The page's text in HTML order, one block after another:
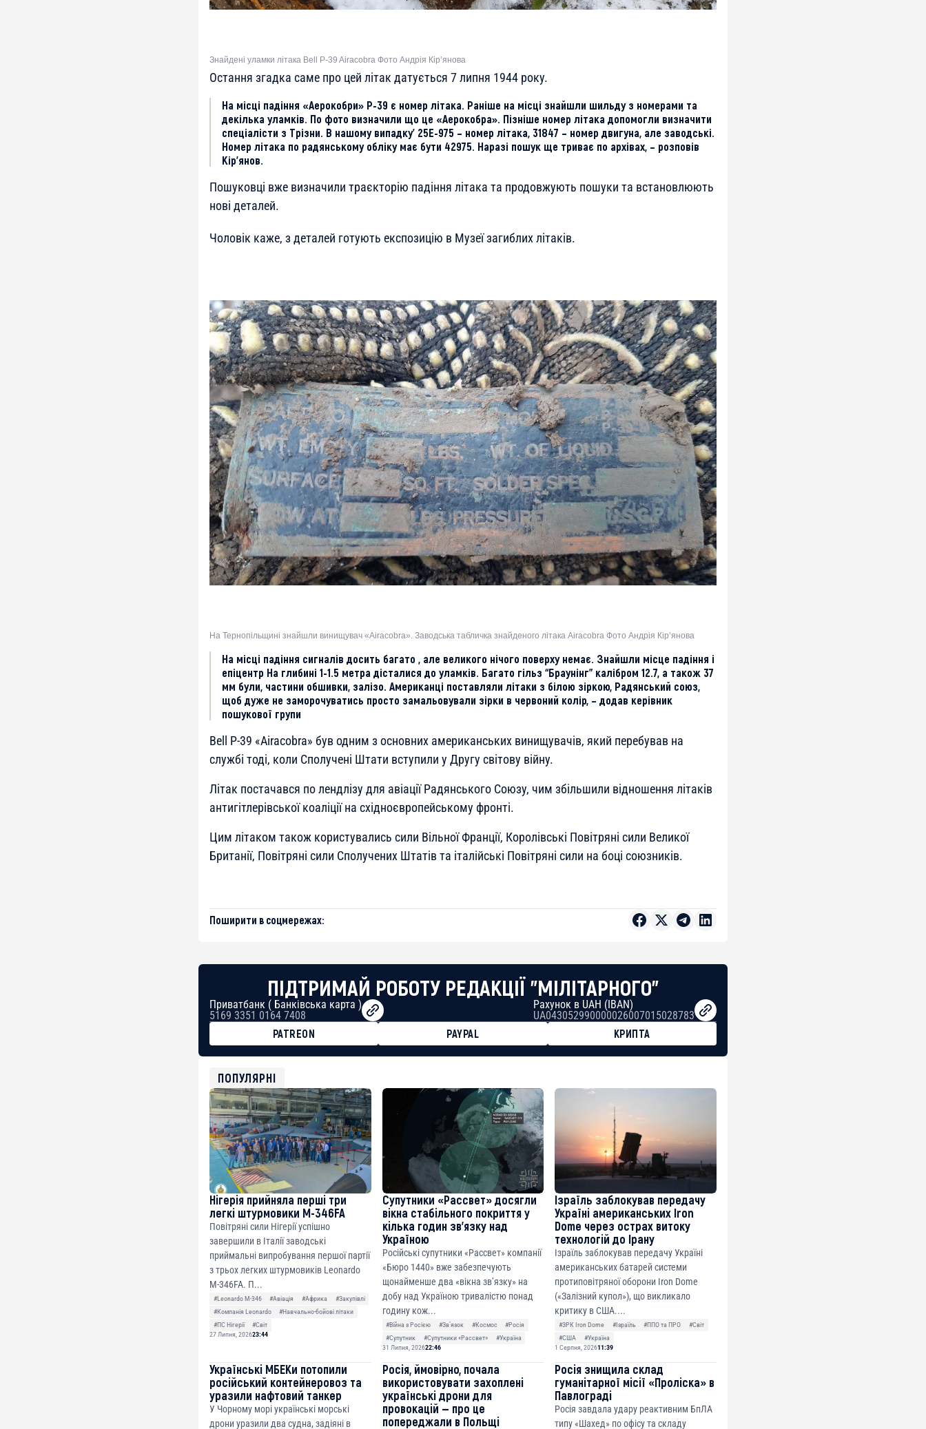
Знайдені уламки літака Bell P-39 Airacobra Фото Андрія Кір’янова
Остання згадка саме про цей літак датується 7 липня 1944 року.
На місці падіння «Аерокобри» P-39 є номер літака. Раніше на місці знайшли шильду з номерами та
декілька уламків. По фото визначили що це «Аерокобра». Пізніше номер літака допомогли визначити
спеціалісти з Трізни. В нашому випадку’ 25Е-975 – номер літака, 31847 – номер двигуна, але заводські.
Номер літака по радянському обліку має бути 42975. Наразі пошук ще триває по архівах, – розповів
Кір’янов.
Пошуковці вже визначили траєкторію падіння літака та продовжують пошуки та встановлюють
нові деталей.
Чоловік каже, з деталей готують експозицію в Музеї загиблих літаків.
На Тернопільщині знайшли винищувач «Airacobra». Заводська табличка знайденого літака Airacobra Фото Андрія Кір’янова
На місці падіння сигналів досить багато , але великого нічого поверху немає. Знайшли місце падіння і
епіцентр На глибині 1-1.5 метра дісталися до уламків. Багато гільз “Браунінг” калібром 12.7, а також 37
мм були, частини обшивки, залізо. Американці поставляли літаки з білою зіркою, Радянський союз,
щоб дуже не заморочуватись просто замальовували зірки в червоний колір, – додав керівник
пошукової групи
Bell P-39 «Airacobra» був одним з основних американських винищувачів, який перебував на
службі тоді, коли Сполучені Штати вступили у Другу світову війну.
Літак постачався по лендлізу для авіації Радянського Союзу, чим збільшили відношення літаків
антигітлерівської коаліції на східноєвропейському фронті.
Цим літаком також користувались сили Вільної Франції, Королівські Повітряні сили Великої
Британії, Повітряні сили Сполучених Штатів та італійські Повітряні сили на боці союзників.
Поширити в соцмережах:
ПІДТРИМАЙ РОБОТУ РЕДАКЦІЇ "МІЛІТАРНОГО"
Приватбанк ( Банківська карта )
5169 3351 0164 7408
Рахунок в UAH (IBAN)
UA043052990000026007015028783
PATREON
PAYPAL
КРИПТА
USDT
0x8676644fA7B6d328310283cAC1065Ae01d97CEe7
ETH
0xfD02863D3289416fcF50975c9DFda13623f97758
ПОПУЛЯРНІ
Нігерія прийняла перші три
легкі штурмовики M-346FA
Повітряні сили Нігерії успішно
завершили в Італії заводські
приймальні випробування першої партії
з трьох легких штурмовиків Leonardo
M-346FA. П...
#Leonardo M-346 #Авіація #Африка
#Закупівлі
#Компанія Leonardo
#Навчально-бойові літаки
#ПС Нігерії
#Світ
27 Липня, 202623:44
Супутники «Рассвет» досягли
вікна стабільного покриття у
кілька годин зв’язку над
Україною
Російські супутники «Рассвет» компанії
«Бюро 1440» вже забезпечують
щонайменше два «вікна зв’язку» на
добу над Україною тривалістю понад
годину кож...
#Війна з Росією #Звʼязок #Космос
#Росія
#Супутник
#Супутники «Рассвет»
#Україна
31 Липня, 202622:46
Ізраїль заблокував передачу
Україні американських Iron
Dome через острах витоку
технологій до Ірану
Ізраїль заблокував передачу Україні
американських батарей системи
протиповітряної оборони Iron Dome
(«Залізний купол»), що викликало
критику в США....
#ЗРК Iron Dome #Ізраїль #ППО та ПРО
#Світ
#США
#Україна
1 Серпня, 202611:39
Українські МБЕКи потопили
російський контейнеровоз та
уразили нафтовий танкер
У Чорному морі українські морські
дрони уразили два судна, задіяні в
Росія, ймовірно, почала
використовувати захоплені
українські дрони для
провокацій — про це
попереджали в Польщі
Росія знищила склад
гуманітарної місії «Проліска» в
Павлограді
Росія завдала удару реактивним БпЛА
типу «Шахед» по офісу та складу